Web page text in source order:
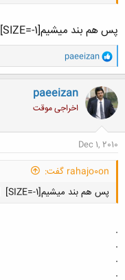
پس هم بند میشیم[SIZE=-1]
و
ا
ک
ن
ش
ه
ا
paeeizan
paeeizan
اخراجی موقت
Dec 1, 2010
rahajo0on گفت:
پس هم بند میشیم[SIZE=-1]
.
.
.
.